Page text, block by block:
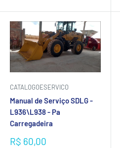
CATALOGOESERVICO
Manual de Serviço SDLG -
L936\L938 - Pa
Carregadeira
Preço
R$ 60,00